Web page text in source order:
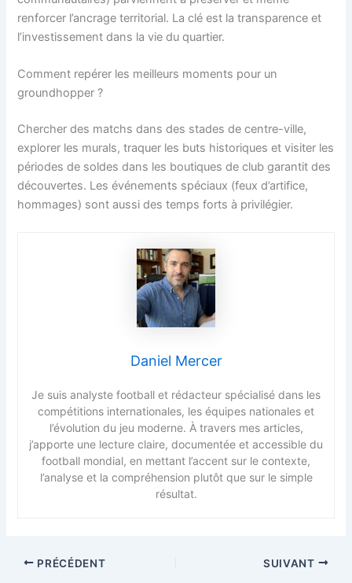
renforcer l’ancrage territorial. La clé est la transparence et
l’investissement dans la vie du quartier.
Comment repérer les meilleurs moments pour un
groundhopper ?
Chercher des matchs dans des stades de centre-ville,
explorer les murals, traquer les buts historiques et visiter les
périodes de soldes dans les boutiques de club garantit des
découvertes. Les événements spéciaux (feux d’artifice,
hommages) sont aussi des temps forts à privilégier.
Daniel Mercer
Je suis analyste football et rédacteur spécialisé dans les
compétitions internationales, les équipes nationales et
l’évolution du jeu moderne. À travers mes articles,
j’apporte une lecture claire, documentée et accessible du
football mondial, en mettant l’accent sur le contexte,
l’analyse et la compréhension plutôt que sur le simple
résultat.
PRÉCÉDENT SUIVANT